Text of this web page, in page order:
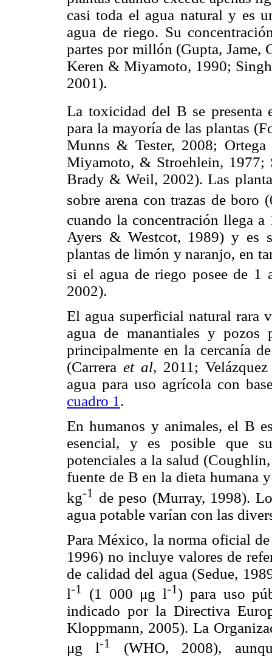
casi toda el agua natural y es
agua de riego. Su
partes por millón (Gupta,
Keren & Miyamoto, 1990;
2001).
La toxicidad del B se presenta
para la mayoría de las plantas
Munns & Tester, 2008;
Miyamoto, & Stroehlein, 1977;
Brady & Weil, 2002). Las
sobre arena con trazas de boro
cuando la concentración llega a
Ayers & Westcot, 1989) y es
plantas de limón y naranjo, en
si el agua de riego posee de 1
2002).
El agua superficial natural rara
agua de manantiales y pozos
principalmente en la cercanía
(Carrera et al, 2011;
agua para uso agrícola con
cuadro 1 .
En humanos y animales, el B
esencial, y es posible que
potenciales a la salud
fuente de B en la dieta humana
kg-1
de peso (Murray, 1998).
agua potable varían con las
Para México, la norma oficial
1996) no incluye valores de
de calidad del agua (Sedue,
l-1 (1 000 μg l-1) para uso
indicado por la Directiva
Kloppmann, 2005). La
μg l-1
(WHO, 2008),